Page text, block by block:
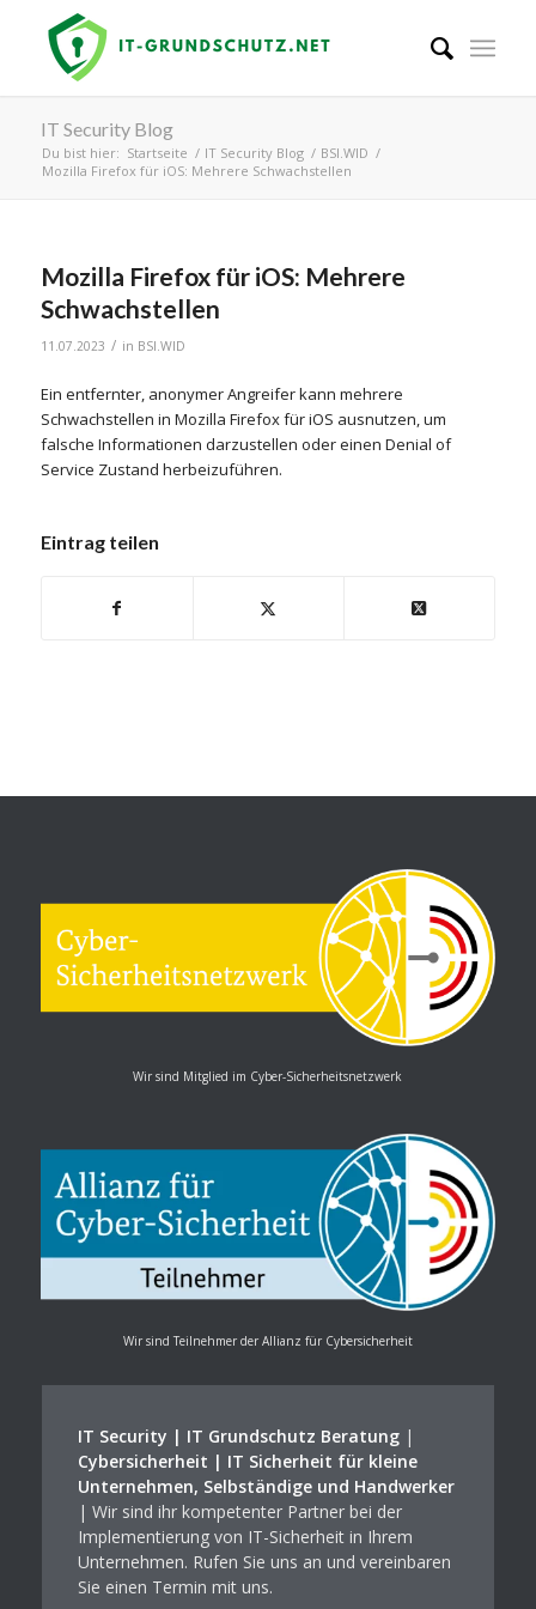
IT Security Blog
Du bist hier: Startseite / IT Security Blog / BSI.WID /
Mozilla Firefox für iOS: Mehrere Schwachstellen
Mozilla Firefox für iOS: Mehrere
Schwachstellen
11.07.2023 / in BSI.WID
Ein entfernter, anonymer Angreifer kann mehrere
Schwachstellen in Mozilla Firefox für iOS ausnutzen, um
falsche Informationen darzustellen oder einen Denial of
Service Zustand herbeizuführen.
Eintrag teilen
Wir sind Mitglied im Cyber-Sicherheitsnetzwerk
Wir sind Teilnehmer der Allianz für Cybersicherheit
IT Security | IT Grundschutz Beratung|
Cybersicherheit | IT Sicherheit für kleine
Unternehmen, Selbständige und Handwerker
| Wir sind ihr kompetenter Partner bei der
Implementierung von IT-Sicherheit in Ihrem
Unternehmen. Rufen Sie uns an und vereinbaren
Sie einen Termin mit uns.